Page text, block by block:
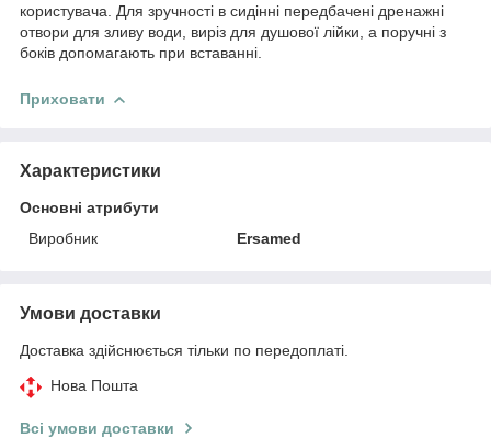
користувача. Для зручності в сидінні передбачені дренажні
отвори для зливу води, виріз для душової лійки, а поручні з
боків допомагають при вставанні.
Приховати
Характеристики
Основні атрибути
Виробник
Ersamed
Умови доставки
Доставка здійснюється тільки по передоплаті.
Нова Пошта
Всі умови доставки